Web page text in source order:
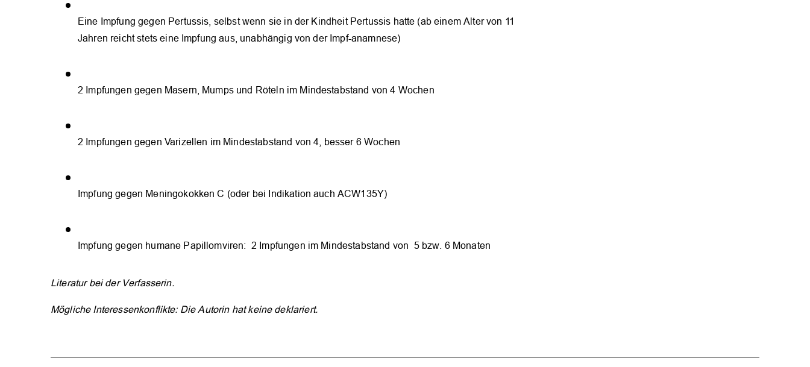
Eine Impfung gegen Pertussis, selbst wenn sie in der Kindheit Pertussis hatte (ab einem Alter von 11
Jahren reicht stets eine Impfung aus, unabhängig von der Impf-anamnese)
2 Impfungen gegen Masern, Mumps und Röteln im Mindestabstand von 4 Wochen
2 Impfungen gegen Varizellen im Mindestabstand von 4, besser 6 Wochen
Impfung gegen Meningokokken C (oder bei Indikation auch ACW135Y)
Impfung gegen humane Papillomviren: ­ 2 Impfungen im Mindestabstand von ­ 5 bzw. 6 Monaten
Literatur bei der Verfasserin.
Mögliche Interessenkonflikte: Die Autorin hat keine deklariert.